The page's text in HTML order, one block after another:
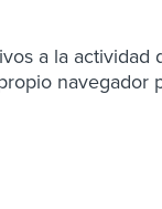
a la